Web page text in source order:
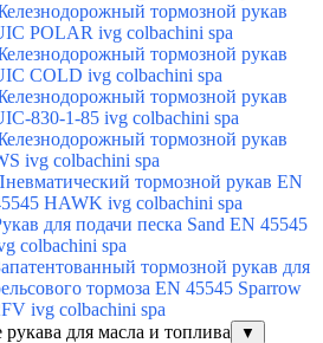
тормозной рукав
POLAR ivg colbachini spa
тормозной рукав
COLD ivg colbachini spa
тормозной рукав
830-1-85 ivg colbachini spa
тормозной рукав
ivg colbachini spa
тормозной рукав EN
HAWK ivg colbachini spa
для подачи песка Sand EN 45545
colbachini spa
тормозной рукав для
тормоза EN 45545 Sparrow
ivg colbachini spa
рукава для масла и топлива
▼